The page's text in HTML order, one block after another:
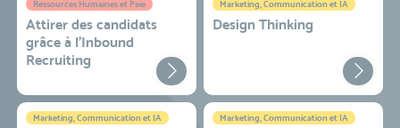
Ressources Humaines et Paie
Attirer des candidats
grâce à l’Inbound
Recruiting
Marketing, Communication et IA
Design Thinking
Marketing, Communication et IA Marketing, Communication et IA